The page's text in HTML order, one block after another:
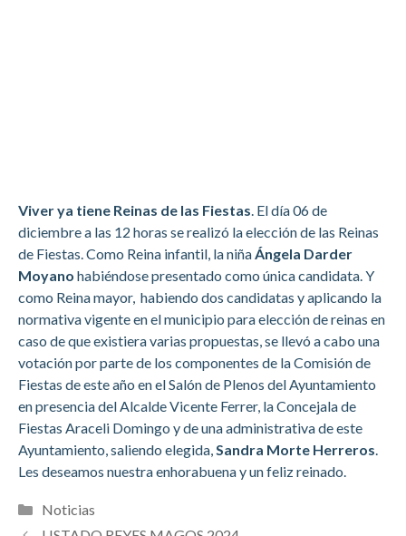
Viver ya tiene Reinas de las Fiestas. El día 06 de
diciembre a las 12 horas se realizó la elección de las Reinas
de Fiestas. Como Reina infantil, la niñaÁngela Darder
Moyano habiéndose presentado como única candidata. Y
como Reina mayor, habiendo dos candidatas y aplicando la
normativa vigente en el municipio para elección de reinas en
caso de que existiera varias propuestas, se llevó a cabo una
votación por parte de los componentes de la Comisión de
Fiestas de este año en el Salón de Plenos del Ayuntamiento
en presencia del Alcalde Vicente Ferrer, la Concejala de
Fiestas Araceli Domingo y de una administrativa de este
Ayuntamiento, saliendo elegida,Sandra Morte Herreros.
Les deseamos nuestra enhorabuena y un feliz reinado.
Categorías
Noticias